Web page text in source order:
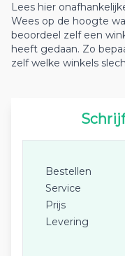
Lees hier
Wees op de hoogte
beoordeel zelf een
heeft gedaan. Zo
zelf welke winkels
Bestellen
Service
Prijs
Levering